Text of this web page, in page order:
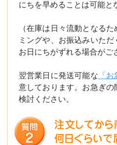
にちを早めることは可能と
（在庫は日々流動となる
ミングや、お振込みいた
お日にちがずれる場合がご
翌営業日に発送可能な 「
意しております。お急ぎ
検討ください。